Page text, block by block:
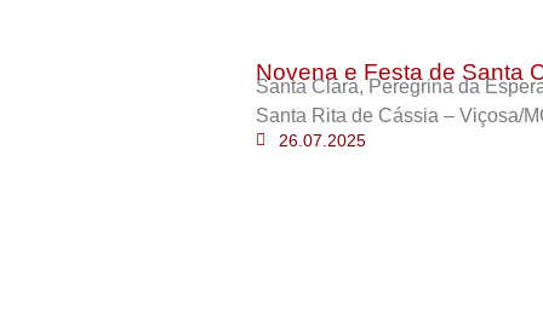
Novena e Festa de Santa
Santa Clara, Peregrina da
Santa Rita de Cássia – Viçosa/
26.07.2025